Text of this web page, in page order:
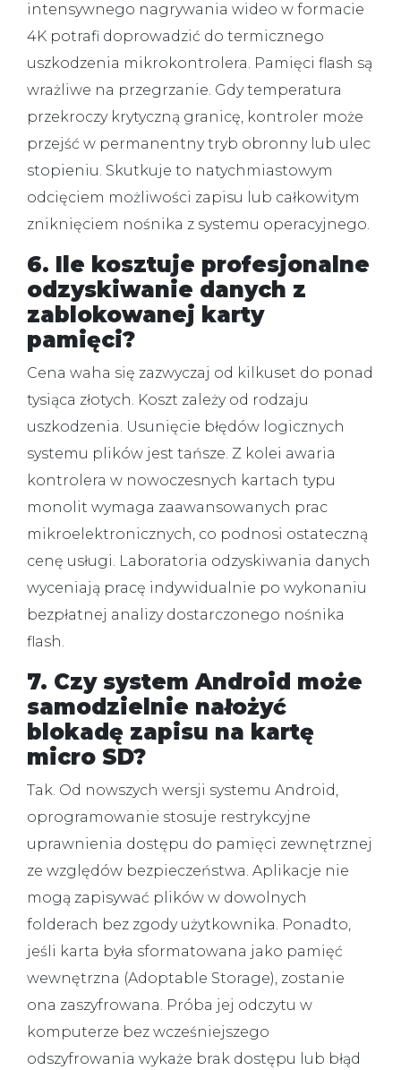
intensywnego nagrywania wideo w formacie
4K potrafi doprowadzić do termicznego
uszkodzenia mikrokontrolera. Pamięci flash są
wrażliwe na przegrzanie. Gdy temperatura
przekroczy krytyczną granicę, kontroler może
przejść w permanentny tryb obronny lub ulec
stopieniu. Skutkuje to natychmiastowym
odcięciem możliwości zapisu lub całkowitym
zniknięciem nośnika z systemu operacyjnego.
6. Ile kosztuje profesjonalne
odzyskiwanie danych z
zablokowanej karty
pamięci?
Cena waha się zazwyczaj od kilkuset do ponad
tysiąca złotych. Koszt zależy od rodzaju
uszkodzenia. Usunięcie błędów logicznych
systemu plików jest tańsze. Z kolei awaria
kontrolera w nowoczesnych kartach typu
monolit wymaga zaawansowanych prac
mikroelektronicznych, co podnosi ostateczną
cenę usługi. Laboratoria odzyskiwania danych
wyceniają pracę indywidualnie po wykonaniu
bezpłatnej analizy dostarczonego nośnika
flash.
7. Czy system Android może
samodzielnie nałożyć
blokadę zapisu na kartę
micro SD?
Tak. Od nowszych wersji systemu Android,
oprogramowanie stosuje restrykcyjne
uprawnienia dostępu do pamięci zewnętrznej
ze względów bezpieczeństwa. Aplikacje nie
mogą zapisywać plików w dowolnych
folderach bez zgody użytkownika. Ponadto,
jeśli karta była sformatowana jako pamięć
wewnętrzna (Adoptable Storage), zostanie
ona zaszyfrowana. Próba jej odczytu w
komputerze bez wcześniejszego
odszyfrowania wykaże brak dostępu lub błąd